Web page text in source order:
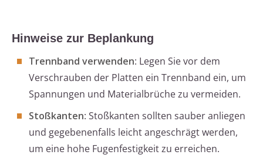
Hinweise zur Beplankung
Trennband verwenden: Legen Sie vor dem
Verschrauben der Platten ein Trennband ein, um
Spannungen und Materialbrüche zu vermeiden.
Stoßkanten: Stoßkanten sollten sauber anliegen
und gegebenenfalls leicht angeschrägt werden,
um eine hohe Fugenfestigkeit zu erreichen.